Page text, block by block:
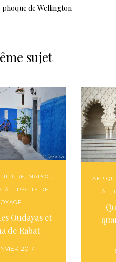
phoque de Wellington
sujet
, MAROC,
À..., RÉCITS DE
Oudayas et
de Rabat
2017
À...,